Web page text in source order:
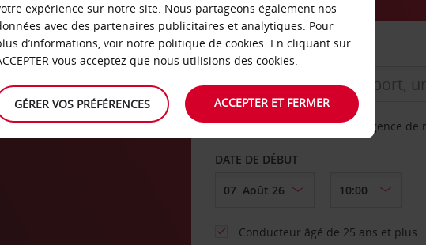
AGENCE DE DÉPART
Sélectionnez une autre agence de
DATE DE DÉBUT
Conducteur âgé de 25 ans et plus
expérience sur notre site. Nous partageons également nos
avec des partenaires publicitaires et analytiques. Pour
d’informations, voir notre politique de cookies. En cliquant sur
vous acceptez que nous utilisions des cookies.
GÉRER VOS PRÉFÉRENCES ACCEPTER ET FERMER